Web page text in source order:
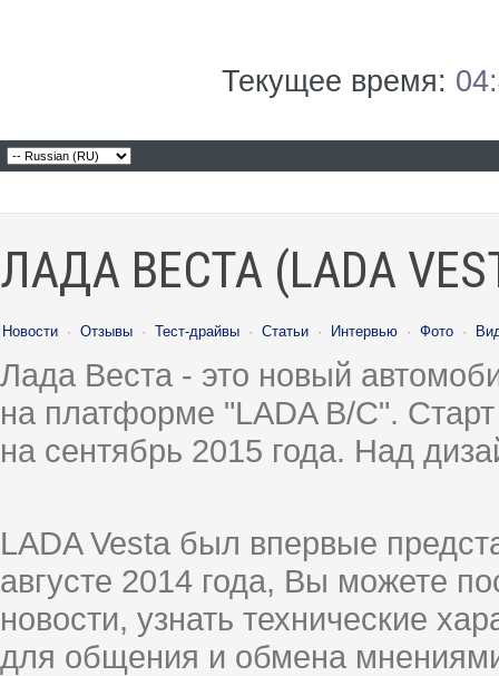
Текущее время:
ЛАДА ВЕСТА (LADA
Новости · Отзывы · Тест-драйвы · Статьи · Интервью · Фото ·
Лада Веста - это новый
на платформе "LADA B/C".
на сентябрь 2015 года. Над
LADA Vesta был впервые
августе 2014 года, Вы можете
новости, узнать технические
для общения и обмена